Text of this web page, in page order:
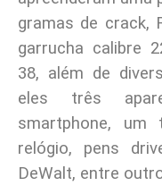
gramas de crack,
garrucha calibre
38, além de
eles três
smartphone, um
relógio, pens
DeWalt, entre